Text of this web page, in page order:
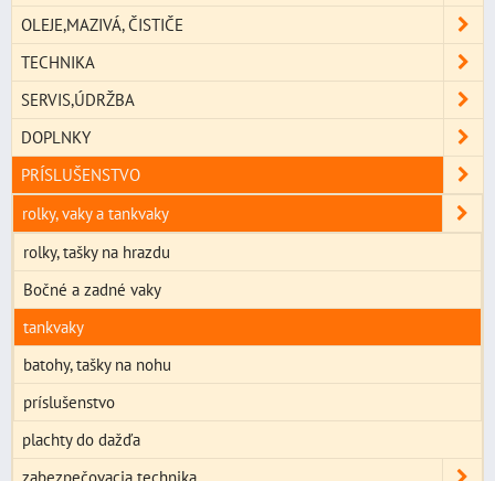
OLEJE,MAZIVÁ, ČISTIČE
TECHNIKA
SERVIS,ÚDRŽBA
DOPLNKY
PRÍSLUŠENSTVO
rolky, vaky a tankvaky
rolky, tašky na hrazdu
Bočné a zadné vaky
tankvaky
batohy, tašky na nohu
príslušenstvo
plachty do dažďa